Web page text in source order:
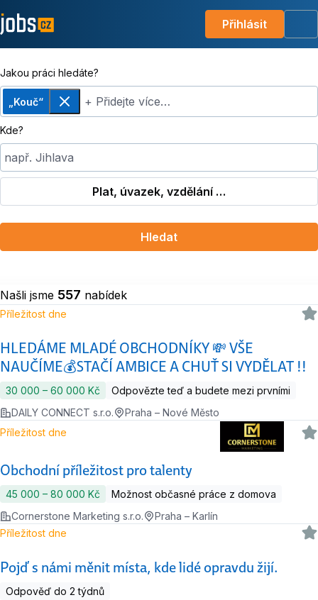
Přihlásit
Jakou práci hledáte?
„Kouč“
Odebrat+ Přidejte více…
Kde?
např. Jihlava
Plat, úvazek, vzdělání …
Hledat
Našli jsme 557 nabídek
HLEDÁME MLADÉ OBCHODNÍKY 💸 VŠE
NAUČÍME💰STAČÍ AMBICE A CHUŤ SI VYDĚLAT !!
Příležitost dne
30 000 ‍–‍ 60 000 Kč
Odpovězte teď a budete mezi prvními
DAILY CONNECT s.r.o.
Praha – Nové Město
Obchodní příležitost pro talenty
Příležitost dne
45 000 ‍–‍ 80 000 Kč
Možnost občasné práce z domova
Cornerstone Marketing s.r.o.
Praha – Karlín
Pojď s námi měnit místa, kde lidé opravdu žijí.
Příležitost dne
Odpověď do 2 týdnů